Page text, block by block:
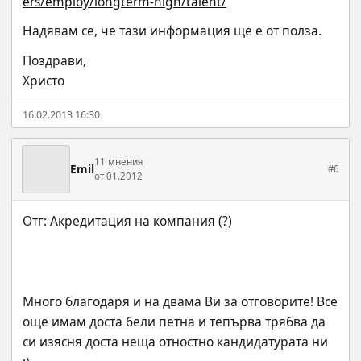
Надявам се, че тази информация ще е от полза.
Поздрави,
Христо
16.02.2013 16:30
Emil11 мнения
от 01.2012
#6
Много благодаря и на двама Ви за отговорите! Все
още имам доста бели петна и тепърва трябва да
си изясня доста неща отностно кандидатурата ни